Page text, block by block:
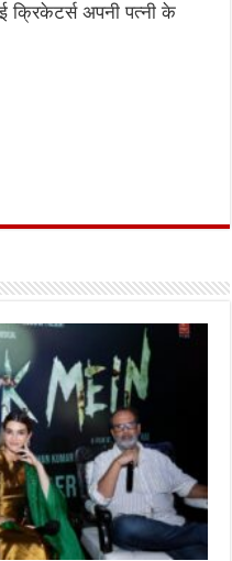
क्रिकेटर्स अपनी पत्नी के